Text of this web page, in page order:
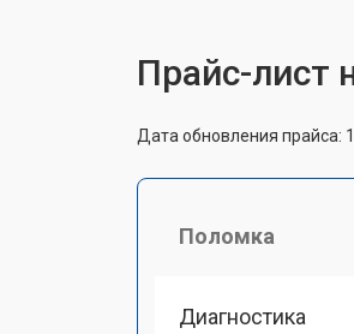
Прайс-лист
Дата обновления прайса:
Поломка
Диагностика